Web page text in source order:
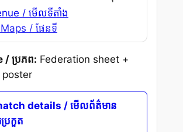
/ មើលទីតាំង
/ ផែនទី
/ ប្រភព: Federation sheet +
details / មើលព័ត៌មាន
ប្រកួត